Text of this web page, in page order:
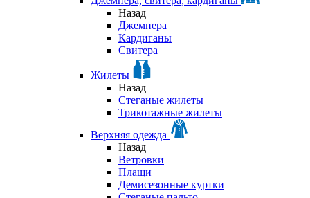
Назад
Джемпера
Кардиганы
Свитера
Жилеты
Назад
Стеганые жилеты
Трикотажные жилеты
Верхняя одежда
Назад
Ветровки
Плащи
Демисезонные куртки